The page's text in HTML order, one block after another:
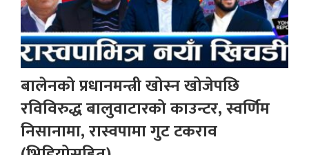
बालेनको प्रधानमन्त्री खोस्न खोजेपछि
रविविरुद्ध बालुवाटारको काउन्टर, स्वर्णिम
निसानामा, रास्वपामा गुट टकराव